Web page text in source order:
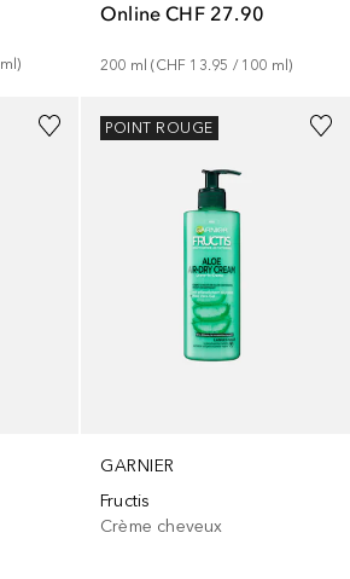
ml)
Online CHF 27.90
200 ml (CHF 13.95 / 100 ml)
GARNIER
Fructis
Crème cheveux
POINT ROUGE